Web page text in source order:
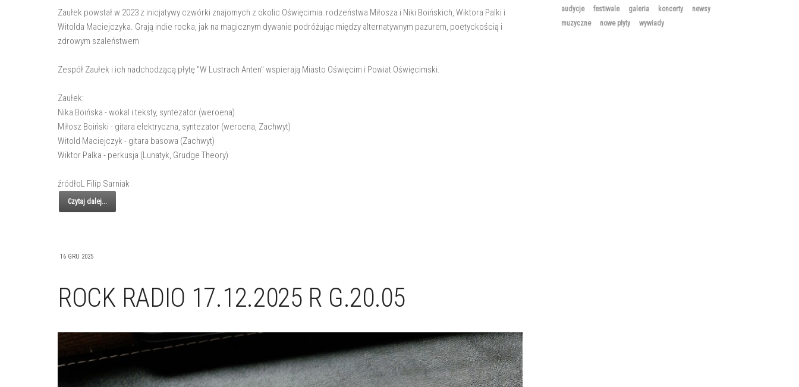
Zaułek powstał w 2023 z inicjatywy czwórki znajomych z okolic Oświęcimia: rodzeństwa Miłosza i Niki Boińskich, Wiktora Palki i
Witolda Maciejczyka. Grają indie rocka, jak na magicznym dywanie podróżując między alternatywnym pazurem, poetyckością i
zdrowym szaleństwem
Zespół Zaułek i ich nadchodzącą płytę "W Lustrach Anten" wspierają Miasto Oświęcim i Powiat Oświęcimski.
Zaułek:
Nika Boińska - wokal i teksty, syntezator (weroena)
Miłosz Boiński - gitara elektryczna, syntezator (weroena, Zachwyt)
Witold Maciejczyk - gitara basowa (Zachwyt)
Wiktor Palka - perkusja (Lunatyk, Grudge Theory)
źródłoL Filip Sarniak
Czytaj dalej...
16 GRU 2025
ROCK RADIO 17.12.2025 R G.20.05
audycje festiwale galeria koncerty
newsy
muzyczne
nowe płyty wywiady